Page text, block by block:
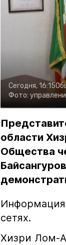
Сегодня, 16:15
Фото:
области
Общества
сетях.
Хизри Лом-